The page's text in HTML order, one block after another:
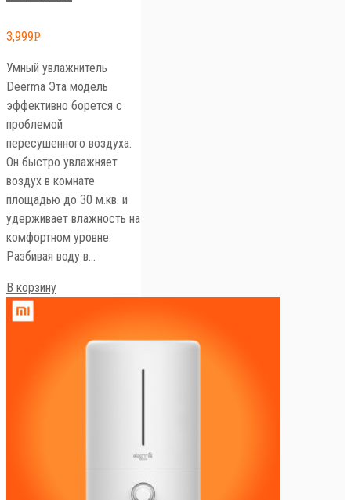
3,999Р
Умный увлажнитель
Deerma Эта модель
эффективно борется с
проблемой
пересушенного воздуха.
Он быстро увлажняет
воздух в комнате
площадью до 30 м.кв. и
удерживает влажность на
комфортном уровне.
Разбивая воду в…
В корзину